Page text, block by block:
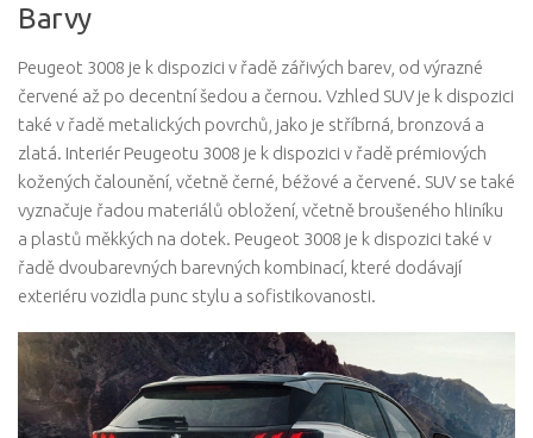
Barvy
Peugeot 3008 je k dispozici v řadě zářivých barev, od výrazné
červené až po decentní šedou a černou. Vzhled SUV je k dispozici
také v řadě metalických povrchů, jako je stříbrná, bronzová a
zlatá. Interiér Peugeotu 3008 je k dispozici v řadě prémiových
kožených čalounění, včetně černé, béžové a červené. SUV se také
vyznačuje řadou materiálů obložení, včetně broušeného hliníku
a plastů měkkých na dotek. Peugeot 3008 je k dispozici také v
řadě dvoubarevných barevných kombinací, které dodávají
exteriéru vozidla punc stylu a sofistikovanosti.